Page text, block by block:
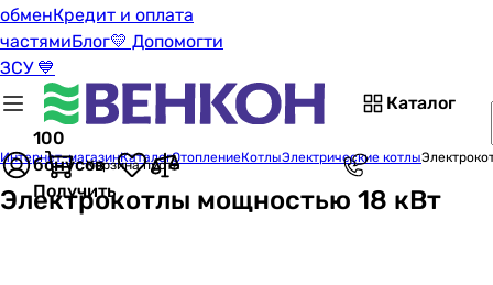
обменКредит и оплата
частямиБлог💛 Допомогти
ЗСУ 💙
Каталог
100
бонусов
Получить
Корзина пуста
Интернет-магазинКаталогОтоплениеКотлыЭлектрические котлы
Электрокотлы мощностью 18 кВт